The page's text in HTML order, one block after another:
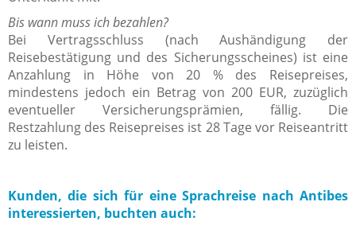
Bis wann muss ich bezahlen?
Bei Vertragsschluss (nach Aushändigung der
Reisebestätigung und des Sicherungsscheines) ist eine
Anzahlung in Höhe von 20 % des Reisepreises,
mindestens jedoch ein Betrag von 200 EUR, zuzüglich
eventueller Versicherungsprämien, fällig. Die
Restzahlung des Reisepreises ist 28 Tage vor Reiseantritt
zu leisten.
Kunden, die sich für eine Sprachreise nach Antibes
interessierten, buchten auch: